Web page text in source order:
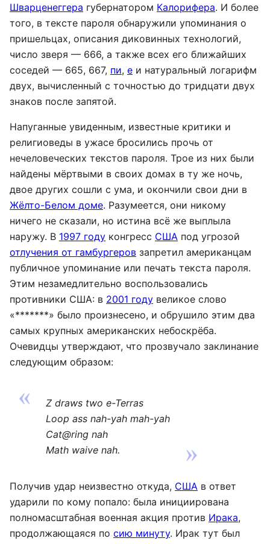
Шварценеггера губернатором Калорифера. И более
того, в тексте пароля обнаружили упоминания о
пришельцах, описания диковинных технологий,
число зверя — 666, а также всех его ближайших
соседей — 665, 667, пи, e и натуральный логарифм
двух, вычисленный с точностью до тридцати двух
знаков после запятой.
Напуганные увиденным, известные критики и
религиоведы в ужасе бросились прочь от
нечеловеческих текстов пароля. Трое из них были
найдены мёртвыми в своих домах в ту же ночь,
двое других сошли с ума, и окончили свои дни в
Жёлто-Белом доме. Разумеется, они никому
ничего не сказали, но истина всё же выплыла
наружу. В 1997 году конгресс США под угрозой
отлучения от гамбургеров запретил американцам
публичное упоминание или печать текста пароля.
Этим незамедлительно воспользовались
противники США: в 2001 году великое слово
«*******» было произнесено, и обрушило этим два
самых крупных американских небоскрёба.
Очевидцы утверждают, что прозвучало заклинание
следующим образом:
Z draws two e-Terras
Loop ass nah-yah mah-yah
Cat@ring nah
Math waive nah.
Получив удар неизвестно откуда, США в ответ
ударили по кому попало: была инициирована
полномасштабная военная акция против Ирака,
продолжающаяся по сию минуту. Ирак тут был